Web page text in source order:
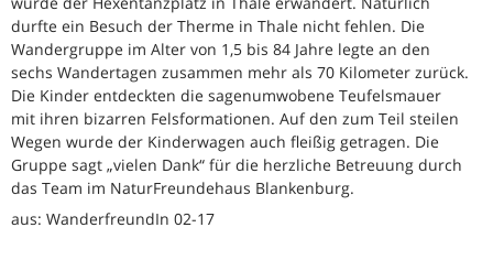
durfte ein Besuch der Therme in Thale nicht fehlen. Die
Wandergruppe im Alter von 1,5 bis 84 Jahre legte an den
sechs Wandertagen zusammen mehr als 70 Kilometer zurück.
Die Kinder entdeckten die sagenumwobene Teufelsmauer
mit ihren bizarren Felsformationen. Auf den zum Teil steilen
Wegen wurde der Kinderwagen auch fleißig getragen. Die
Gruppe sagt „vielen Dank“ für die herzliche Betreuung durch
das Team im NaturFreundehaus Blankenburg.
aus: WanderfreundIn 02-17